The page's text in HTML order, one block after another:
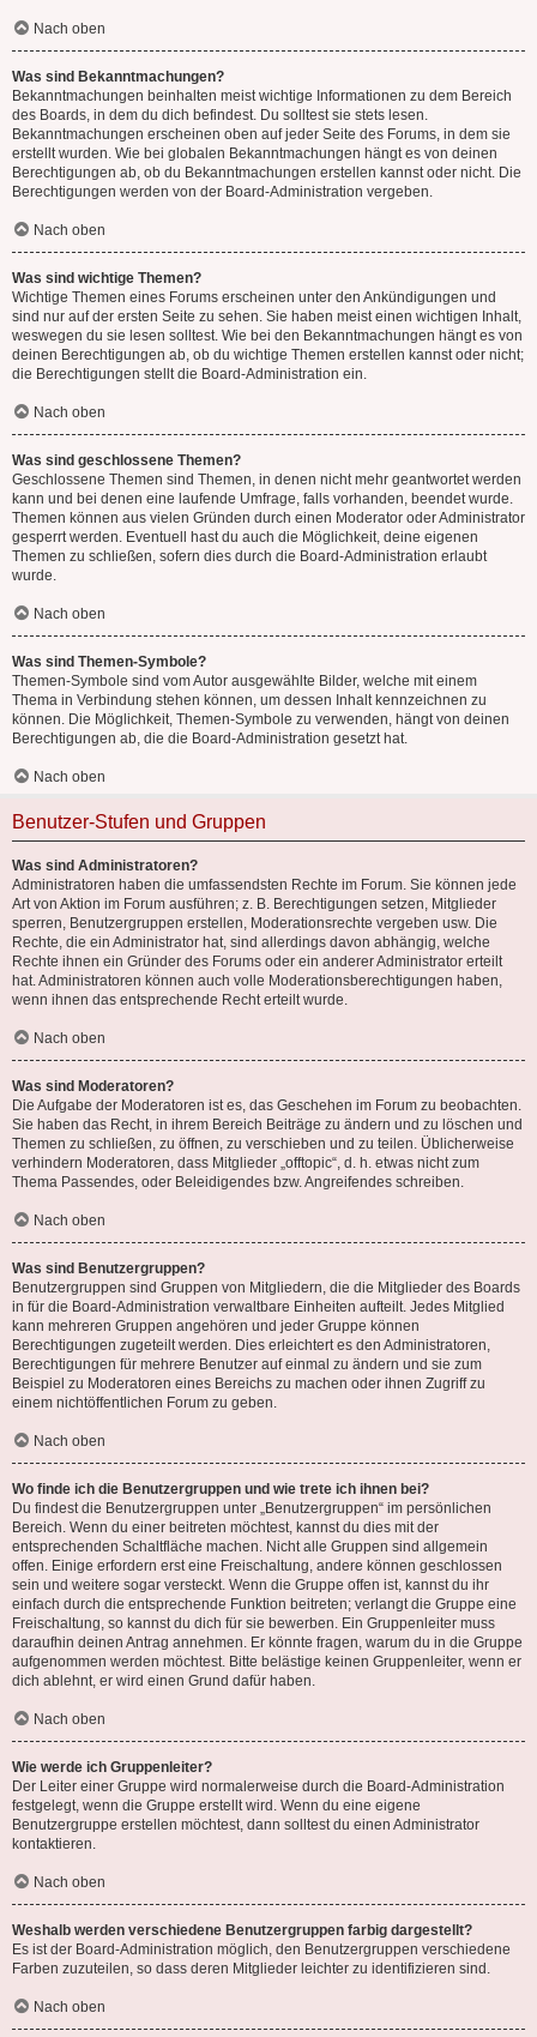
Nach oben
Was sind Bekanntmachungen?
Bekanntmachungen beinhalten meist wichtige Informationen zu dem Bereich
des Boards, in dem du dich befindest. Du solltest sie stets lesen.
Bekanntmachungen erscheinen oben auf jeder Seite des Forums, in dem sie
erstellt wurden. Wie bei globalen Bekanntmachungen hängt es von deinen
Berechtigungen ab, ob du Bekanntmachungen erstellen kannst oder nicht. Die
Berechtigungen werden von der Board-Administration vergeben.
Nach oben
Was sind wichtige Themen?
Wichtige Themen eines Forums erscheinen unter den Ankündigungen und
sind nur auf der ersten Seite zu sehen. Sie haben meist einen wichtigen Inhalt,
weswegen du sie lesen solltest. Wie bei den Bekanntmachungen hängt es von
deinen Berechtigungen ab, ob du wichtige Themen erstellen kannst oder nicht;
die Berechtigungen stellt die Board-Administration ein.
Nach oben
Was sind geschlossene Themen?
Geschlossene Themen sind Themen, in denen nicht mehr geantwortet werden
kann und bei denen eine laufende Umfrage, falls vorhanden, beendet wurde.
Themen können aus vielen Gründen durch einen Moderator oder Administrator
gesperrt werden. Eventuell hast du auch die Möglichkeit, deine eigenen
Themen zu schließen, sofern dies durch die Board-Administration erlaubt
wurde.
Nach oben
Was sind Themen-Symbole?
Themen-Symbole sind vom Autor ausgewählte Bilder, welche mit einem
Thema in Verbindung stehen können, um dessen Inhalt kennzeichnen zu
können. Die Möglichkeit, Themen-Symbole zu verwenden, hängt von deinen
Berechtigungen ab, die die Board-Administration gesetzt hat.
Nach oben
Benutzer-Stufen und Gruppen
Was sind Administratoren?
Administratoren haben die umfassendsten Rechte im Forum. Sie können jede
Art von Aktion im Forum ausführen; z. B. Berechtigungen setzen, Mitglieder
sperren, Benutzergruppen erstellen, Moderationsrechte vergeben usw. Die
Rechte, die ein Administrator hat, sind allerdings davon abhängig, welche
Rechte ihnen ein Gründer des Forums oder ein anderer Administrator erteilt
hat. Administratoren können auch volle Moderationsberechtigungen haben,
wenn ihnen das entsprechende Recht erteilt wurde.
Nach oben
Was sind Moderatoren?
Die Aufgabe der Moderatoren ist es, das Geschehen im Forum zu beobachten.
Sie haben das Recht, in ihrem Bereich Beiträge zu ändern und zu löschen und
Themen zu schließen, zu öffnen, zu verschieben und zu teilen. Üblicherweise
verhindern Moderatoren, dass Mitglieder „offtopic“, d. h. etwas nicht zum
Thema Passendes, oder Beleidigendes bzw. Angreifendes schreiben.
Nach oben
Was sind Benutzergruppen?
Benutzergruppen sind Gruppen von Mitgliedern, die die Mitglieder des Boards
in für die Board-Administration verwaltbare Einheiten aufteilt. Jedes Mitglied
kann mehreren Gruppen angehören und jeder Gruppe können
Berechtigungen zugeteilt werden. Dies erleichtert es den Administratoren,
Berechtigungen für mehrere Benutzer auf einmal zu ändern und sie zum
Beispiel zu Moderatoren eines Bereichs zu machen oder ihnen Zugriff zu
einem nichtöffentlichen Forum zu geben.
Nach oben
Wo finde ich die Benutzergruppen und wie trete ich ihnen bei?
Du findest die Benutzergruppen unter „Benutzergruppen“ im persönlichen
Bereich. Wenn du einer beitreten möchtest, kannst du dies mit der
entsprechenden Schaltfläche machen. Nicht alle Gruppen sind allgemein
offen. Einige erfordern erst eine Freischaltung, andere können geschlossen
sein und weitere sogar versteckt. Wenn die Gruppe offen ist, kannst du ihr
einfach durch die entsprechende Funktion beitreten; verlangt die Gruppe eine
Freischaltung, so kannst du dich für sie bewerben. Ein Gruppenleiter muss
daraufhin deinen Antrag annehmen. Er könnte fragen, warum du in die Gruppe
aufgenommen werden möchtest. Bitte belästige keinen Gruppenleiter, wenn er
dich ablehnt, er wird einen Grund dafür haben.
Nach oben
Wie werde ich Gruppenleiter?
Der Leiter einer Gruppe wird normalerweise durch die Board-Administration
festgelegt, wenn die Gruppe erstellt wird. Wenn du eine eigene
Benutzergruppe erstellen möchtest, dann solltest du einen Administrator
kontaktieren.
Nach oben
Weshalb werden verschiedene Benutzergruppen farbig dargestellt?
Es ist der Board-Administration möglich, den Benutzergruppen verschiedene
Farben zuzuteilen, so dass deren Mitglieder leichter zu identifizieren sind.
Nach oben